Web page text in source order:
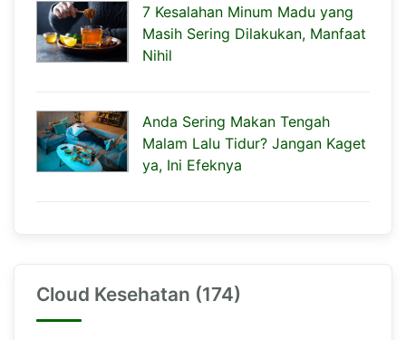
7 Kesalahan Minum Madu yang
Masih Sering Dilakukan, Manfaat
Nihil
Anda Sering Makan Tengah
Malam Lalu Tidur? Jangan Kaget
ya, Ini Efeknya
Cloud Kesehatan (174)